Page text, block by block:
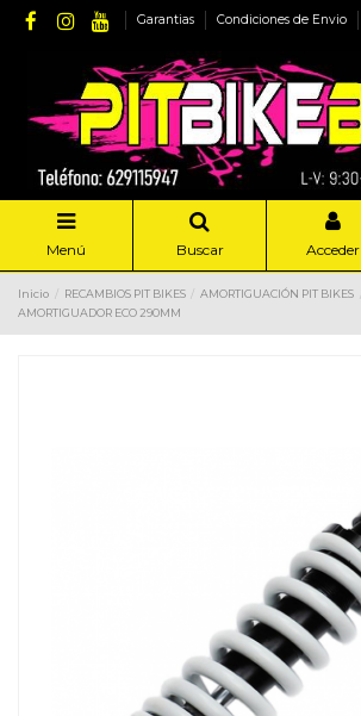
Garantias Condiciones de Envio
Menú Buscar Acceder
Inicio RECAMBIOS PIT BIKES
AMORTIGUACIÓN PIT BIKES
AMORTIGUADOR ECO 290MM